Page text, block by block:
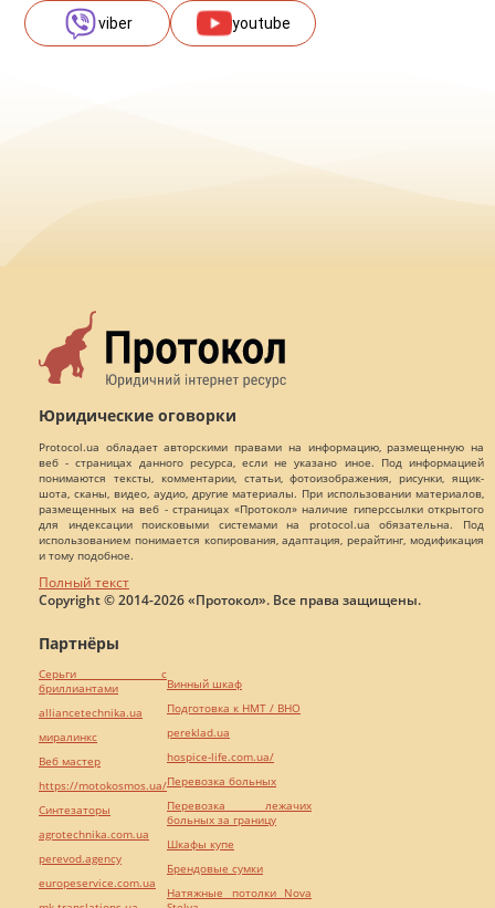
viber youtube
Юридические оговорки
Protocol.ua обладает авторскими правами на информацию, размещенную на
веб - страницах данного ресурса, если не указано иное. Под информацией
понимаются тексты, комментарии, статьи, фотоизображения, рисунки, ящик-
шота, сканы, видео, аудио, другие материалы. При использовании материалов,
размещенных на веб - страницах «Протокол» наличие гиперссылки открытого
для индексации поисковыми системами на protocol.ua обязательна. Под
использованием понимается копирования, адаптация, рерайтинг, модификация
и тому подобное.
Полный текст
Copyright © 2014-2026 «Протокол». Все права защищены.
Партнёры
Серьги с
бриллиантами
alliancetechnika.ua
миралинкс
Веб мастер
https://motokosmos.ua/
Синтезаторы
agrotechnika.com.ua
perevod.agency
europeservice.com.ua
Винный шкаф
Подготовка к НМТ / ВНО
pereklad.ua
hospice-life.com.ua/
Перевозка больных
Перевозка лежачих
больных за границу
Шкафы купе
Брендовые сумки
Натяжные потолки Nova